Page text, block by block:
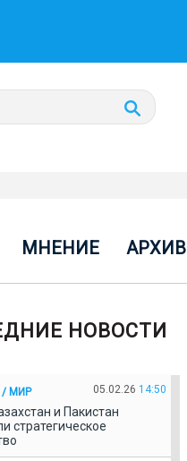
МНЕНИЕ АРХИВ
НОВОСТИ
/ МИР 05.02.26 14:50
и Пакистан
стратегическое